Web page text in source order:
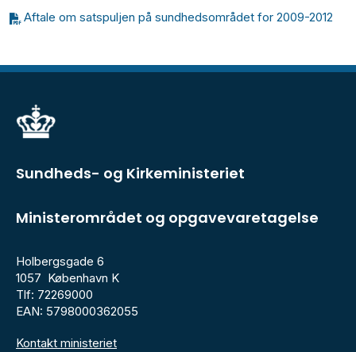
Aftale om satspuljen på sundhedsområdet for 2009-2012
Sundheds- og Kirkeministeriet
Ministerområdet og opgavevaretagelse
Holbergsgade 6
1057 København K
Tlf: 72269000
EAN: 5798000362055
Kontakt ministeriet